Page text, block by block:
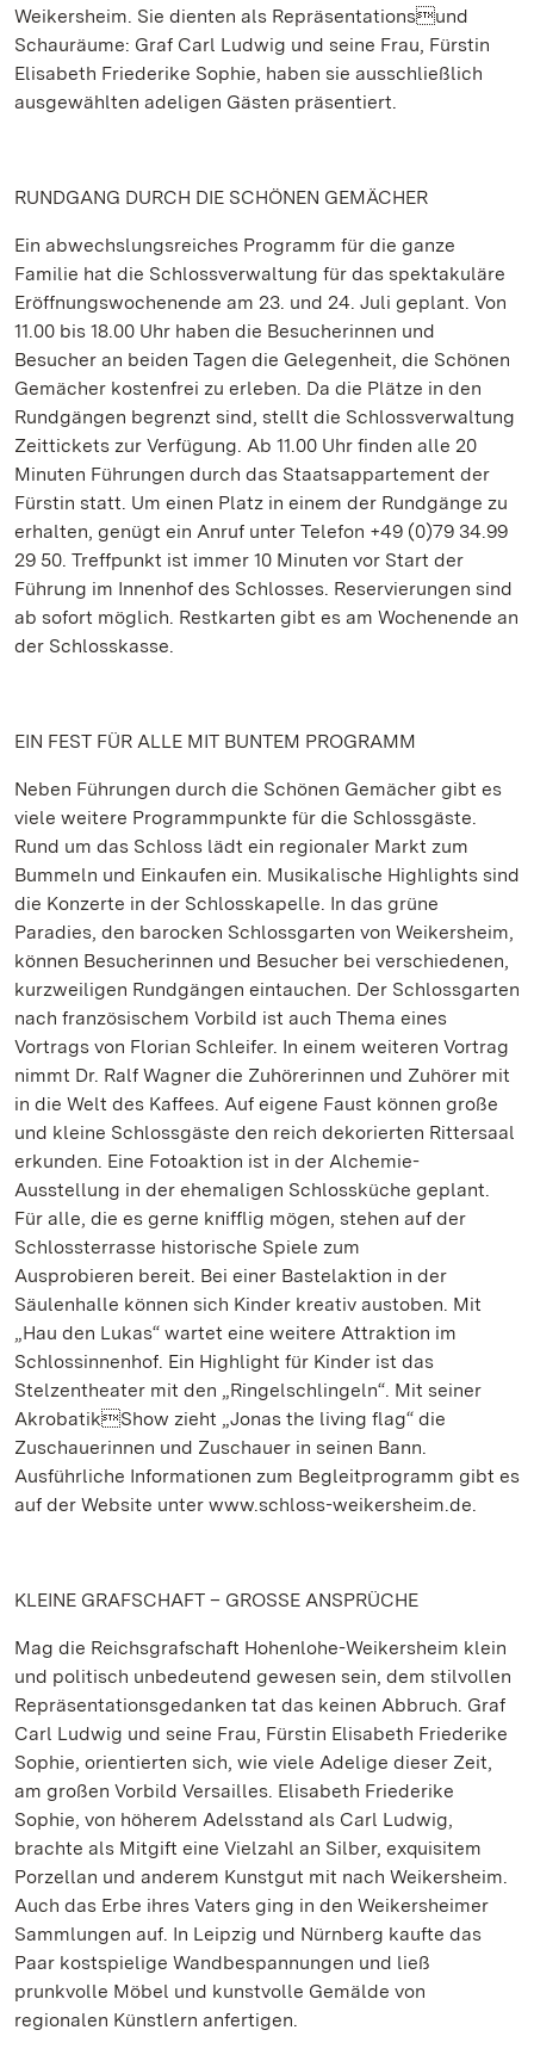
Weikersheim. Sie dienten als Repräsentationsund
Schauräume: Graf Carl Ludwig und seine Frau, Fürstin
Elisabeth Friederike Sophie, haben sie ausschließlich
ausgewählten adeligen Gästen präsentiert.
RUNDGANG DURCH DIE SCHÖNEN GEMÄCHER
Ein abwechslungsreiches Programm für die ganze
Familie hat die Schlossverwaltung für das spektakuläre
Eröffnungswochenende am 23. und 24. Juli geplant. Von
11.00 bis 18.00 Uhr haben die Besucherinnen und
Besucher an beiden Tagen die Gelegenheit, die Schönen
Gemächer kostenfrei zu erleben. Da die Plätze in den
Rundgängen begrenzt sind, stellt die Schlossverwaltung
Zeittickets zur Verfügung. Ab 11.00 Uhr finden alle 20
Minuten Führungen durch das Staatsappartement der
Fürstin statt. Um einen Platz in einem der Rundgänge zu
erhalten, genügt ein Anruf unter Telefon +49 (0)79 34.99
29 50. Treffpunkt ist immer 10 Minuten vor Start der
Führung im Innenhof des Schlosses. Reservierungen sind
ab sofort möglich. Restkarten gibt es am Wochenende an
der Schlosskasse.
EIN FEST FÜR ALLE MIT BUNTEM PROGRAMM
Neben Führungen durch die Schönen Gemächer gibt es
viele weitere Programmpunkte für die Schlossgäste.
Rund um das Schloss lädt ein regionaler Markt zum
Bummeln und Einkaufen ein. Musikalische Highlights sind
die Konzerte in der Schlosskapelle. In das grüne
Paradies, den barocken Schlossgarten von Weikersheim,
können Besucherinnen und Besucher bei verschiedenen,
kurzweiligen Rundgängen eintauchen. Der Schlossgarten
nach französischem Vorbild ist auch Thema eines
Vortrags von Florian Schleifer. In einem weiteren Vortrag
nimmt Dr. Ralf Wagner die Zuhörerinnen und Zuhörer mit
in die Welt des Kaffees. Auf eigene Faust können große
und kleine Schlossgäste den reich dekorierten Rittersaal
erkunden. Eine Fotoaktion ist in der Alchemie-
Ausstellung in der ehemaligen Schlossküche geplant.
Für alle, die es gerne knifflig mögen, stehen auf der
Schlossterrasse historische Spiele zum
Ausprobieren bereit. Bei einer Bastelaktion in der
Säulenhalle können sich Kinder kreativ austoben. Mit
„Hau den Lukas“ wartet eine weitere Attraktion im
Schlossinnenhof. Ein Highlight für Kinder ist das
Stelzentheater mit den „Ringelschlingeln“. Mit seiner
AkrobatikShow zieht „Jonas the living flag“ die
Zuschauerinnen und Zuschauer in seinen Bann.
Ausführliche Informationen zum Begleitprogramm gibt es
auf der Website unter www.schloss-weikersheim.de.
KLEINE GRAFSCHAFT – GROSSE ANSPRÜCHE
Mag die Reichsgrafschaft Hohenlohe-Weikersheim klein
und politisch unbedeutend gewesen sein, dem stilvollen
Repräsentationsgedanken tat das keinen Abbruch. Graf
Carl Ludwig und seine Frau, Fürstin Elisabeth Friederike
Sophie, orientierten sich, wie viele Adelige dieser Zeit,
am großen Vorbild Versailles. Elisabeth Friederike
Sophie, von höherem Adelsstand als Carl Ludwig,
brachte als Mitgift eine Vielzahl an Silber, exquisitem
Porzellan und anderem Kunstgut mit nach Weikersheim.
Auch das Erbe ihres Vaters ging in den Weikersheimer
Sammlungen auf. In Leipzig und Nürnberg kaufte das
Paar kostspielige Wandbespannungen und ließ
prunkvolle Möbel und kunstvolle Gemälde von
regionalen Künstlern anfertigen.